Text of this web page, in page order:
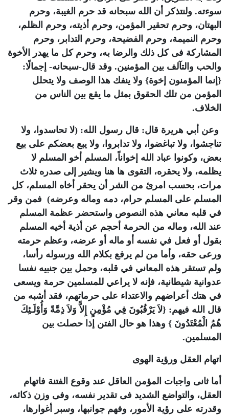
سوءته. ولنتذكر أن الله سبحانه قد حرم الغيبة، وحرم
البهتان، وحرم تحقير المؤمن، وحرم أذيته، وحرم الظلم،
وحرم النميمة، وحرم الفضيحة، وحرم التدابر، وحرم
المشاركة فى كل ذلك والرضا به، وحرم كل ما يهدر الأخوة
والحب والتآلف بين المؤمنين. وقد قال-سبحانه- إجمالًا:
{إنما المؤمنون إخوة} ولا ينفك هذا الوصف ولا يتحلل
المؤمن من تلك الحقوق بمثل ما يقع بين الناس من
الخلاف.
وعن أبي هريرة قال: قال رسول الله: (لا تحاسدوا، ولا
تناجشوا، ولا تباغضوا، ولا تدابروا، ولا يبع بعضكم على بيع
بعض، وكونوا عباد الله إخواناً، المسلم أخو المسلم لا
يظلمه، ولا يحقره، التقوى ها هنا ويشير إلى صدره ثلاث
مرات، بحسب امرئ من الشر أن يحقر أخاه المسلم، كل
المسلم على المسلم حرام، دمه وماله وعرضه) فمن وقر
في قلبه معاني هذه النصوص واستحضر عظمة المسلم
عند الله، وماله من الحرمة أحجم عن أذية أخيه المسلم
بقول أو فعل في نفسه أو ماله أو عرضه، وعظم حرمته
ورعى حقه، وأما من لم يرفع بكلام الله ورسوله رأسا،
ولم تستقر هذه المعاني في قلبه، وحمل بين جنبيه نفسا
عدوانية شيطانية، فإنه لا يراعي للمسلمين حرمة ويسعى
في هتك أعراضهم والاعتداء على حرماتهم، فقد أشبه من
قال الله فيهم: {لاَ يَرْقُبُونَ فِي مُؤْمِنٍ إِلاًّ وَلاَ ذِمَّةً وَأُوْلَـئِكَ
هُمُ الْمُعْتَدُونَ } وهذا هو حال الفتن إذا حصلت بين
المسلمين.
اتهام العقل ورؤية الهوى
أما ثانى واجبات المؤمن العاقل عند وقوع الفتنة فاتهام
العقل، والتواضع الشديد فى تقدير نفسه، وفى وزن ذكائه،
وقدرته على رؤية الأمور، وفهم جوانبها، وسبر أغوارها،